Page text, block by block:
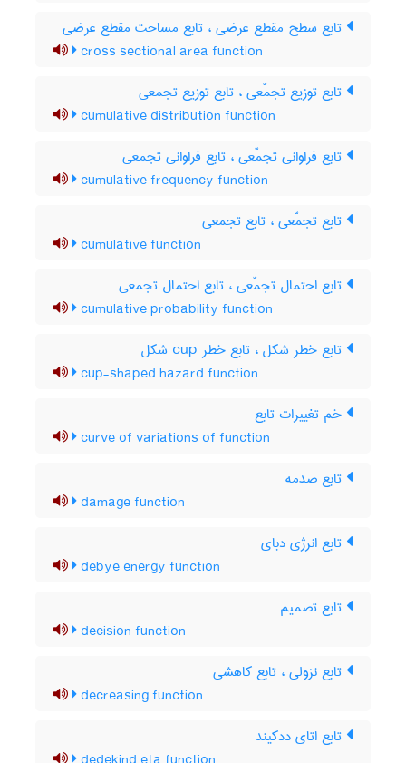
تابع سطح مقطع عرضی ، تابع مساحت مقطع عرضی
cross sectional area function
تابع توزیع تجمّعی ، تابع توزیع تجمعی
cumulative distribution function
تابع فراوانی تجمّعی ، تابع فراوانی تجمعی
cumulative frequency function
تابع تجمّعی ، تابع تجمعی
cumulative function
تابع احتمال تجمّعی ، تابع احتمال تجمعی
cumulative probability function
تابع خطر شکل ، تابع خطر ‌c‌u‌p شکل
cup-shaped hazard function
خم تغییرات تابع
curve of variations of function
تابع صدمه
damage function
تابع انرژی دبای
debye energy function
تابع تصمیم
decision function
تابع نزولی ، تابع کاهشی
decreasing function
تابع اتای ددکیند